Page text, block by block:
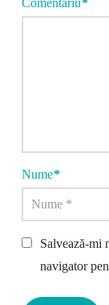
Nume*
Salvează-mi
navigator